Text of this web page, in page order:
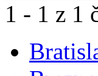
1 - 1 z 1